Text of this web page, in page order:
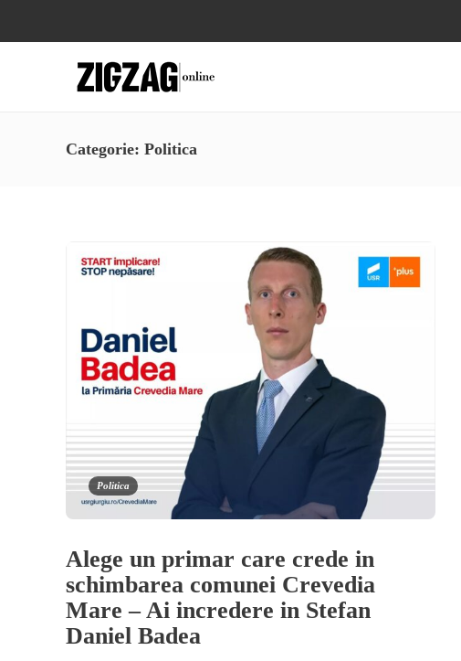
Categorie: Politica
Politica
Alege un primar care crede in
schimbarea comunei Crevedia
Mare – Ai incredere in Stefan
Daniel Badea